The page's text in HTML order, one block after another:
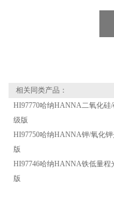
相关同类产品：
HI97770哈纳HANNA二氧化硅
级版
HI97750哈纳HANNA钾/氧化
版
HI97746哈纳HANNA铁低量程
版